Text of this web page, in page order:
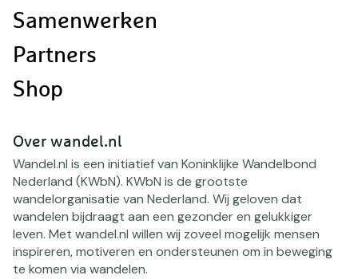
Samenwerken
Partners
Shop
Over wandel.nl
Wandel.nl is een initiatief van Koninklijke Wandelbond
Nederland (KWbN). KWbN is de grootste
wandelorganisatie van Nederland. Wij geloven dat
wandelen bijdraagt aan een gezonder en gelukkiger
leven. Met wandel.nl willen wij zoveel mogelijk mensen
inspireren, motiveren en ondersteunen om in beweging
te komen via wandelen.